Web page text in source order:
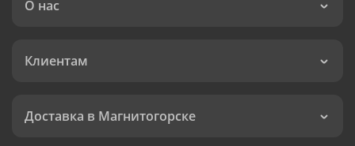
О нас
Клиентам
Доставка в Магнитогорске